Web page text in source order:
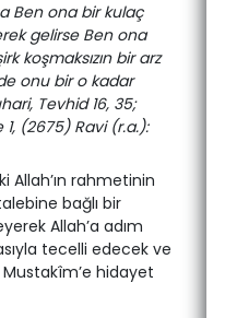
Ben ona bir kulaç
gelirse Ben ona
koşmaksızın bir arz
onu bir o kadar
Tevhid 16, 35;
(2675) Ravi (r.a.):
Allah’ın rahmetinin
bağlı bir
Allah’a adım
tecelli edecek ve
Mustakîm’e hidayet